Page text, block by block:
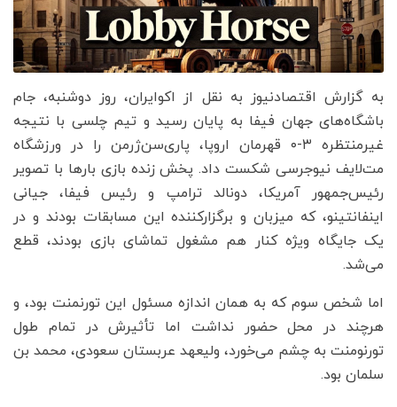
به گزارش اقتصادنیوز به نقل از اکوایران، روز دوشنبه، جام
باشگاه‌های جهان فیفا به پایان رسید و تیم چلسی با نتیجه
غیرمنتظره ۳-۰ قهرمان اروپا، پاری‌سن‌ژرمن را در ورزشگاه
مت‌لایف نیوجرسی شکست داد. پخش زنده بازی بارها با تصویر
رئیس‌جمهور آمریکا، دونالد ترامپ و رئیس فیفا، جیانی
اینفانتینو، که میزبان و برگزارکننده این مسابقات بودند و در
یک جایگاه ویژه کنار هم مشغول تماشای بازی بودند، قطع
می‌شد.
اما شخص سوم که به همان اندازه مسئول این تورنمنت بود، و
هرچند در محل حضور نداشت اما تأثیرش در تمام طول
تورنومنت به چشم می‌خورد، ولیعهد عربستان سعودی، محمد بن
سلمان بود.